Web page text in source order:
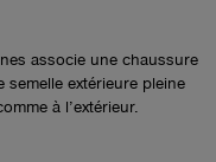
associe une chaussure
extérieure pleine
à l’extérieur.